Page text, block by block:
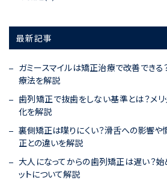
最新記事
ガミースマイルは矯正治療で改善でき
療法を解説
歯列矯正で抜歯をしない基準とは？メリ
化を解説
裏側矯正は喋りにくい？滑舌への影響
正との違いを解説
大人になってからの歯列矯正は遅い？始
ットについて解説